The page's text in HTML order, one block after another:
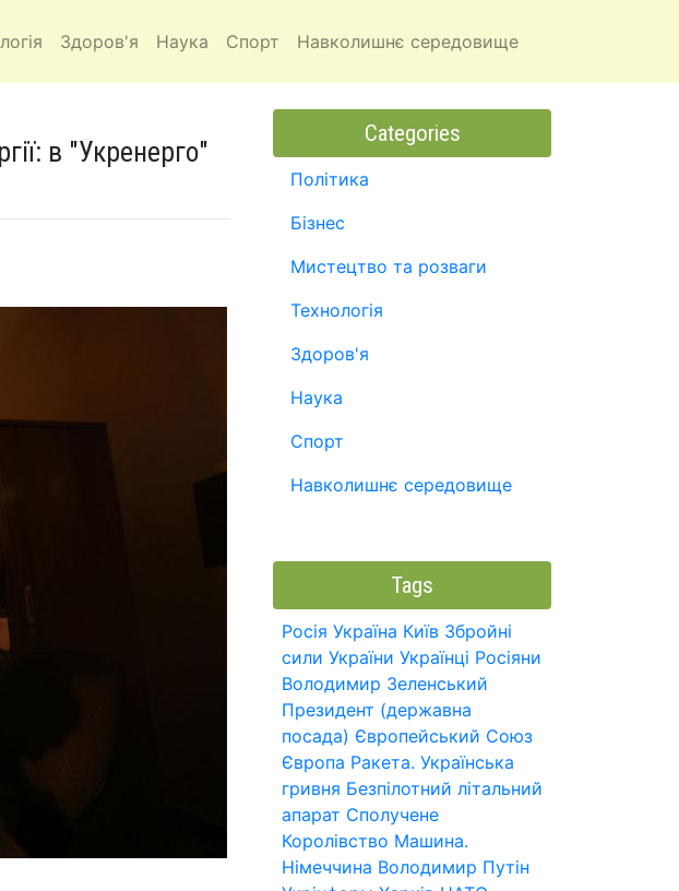
Здоров'я Наука Спорт Навколишнє середовище
в "Укренерго"
Categories
Політика
Бізнес
Мистецтво та розваги
Технологія
Здоров'я
Наука
Спорт
Навколишнє середовище
Tags
Росія Україна Київ Збройні
сили України Українці Росіяни
Володимир Зеленський
Президент (державна
посада) Європейський Союз
Європа Ракета. Українська
гривня Безпілотний літальний
апарат Сполучене
Королівство Машина.
Німеччина Володимир Путін